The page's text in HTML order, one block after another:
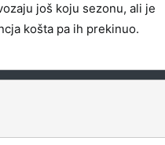
još koju sezonu, ali je
košta pa ih prekinuo.